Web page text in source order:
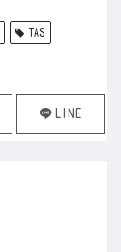
TAS
LINE